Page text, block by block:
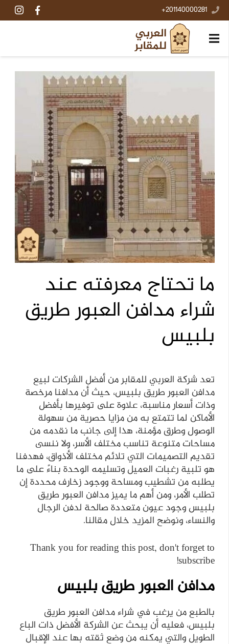
201140000281+
ما تحتاج معرفته عند
شراء مدافن العبور طريق
بلبيس
تعد شركة العربي للمقابر من أفضل الشركات لبيع
مدافن العبور طريق بلبيس، حيث أن مدافنا مرخصة
وذات أسعار مناسبة، علاوة على توفيرها بأفضل
الأماكن لما تتمتع به من مزايا حصرية من سهولة
الوصول وطرق مؤمنة، هذا إلى جانب ما نقدمه من
مساحات متنوعة تناسب مختلف الأسر، ولا ننسى
تقديم التصميمات التي تلائم مختلف الأذواق، فهدفنا
هو تلبية رغبات العميل وتسليمه الوحدة بناءً على ما
يطلبه من تشطيب ومساحة ووجود زخارف محددة إن
تطلب الأمر، ومن أهم ما يميز مدافن العبور طريق
بلبيس وجود عيون متعددة صالحة لدفن الرجال
والنساء، ونوضح المزيد خلال مقالنا.
Thank you for reading this post, don't forget to
subscribe!
مدافن العبور طريق بلبيس
بالطبع من يرغب في شراء مدافن العبور طريق
بلبيس، فعليه أن يبحث عن الشركة الأفضل ذات الباع
الطويل والتي يمكنه من وضع ثقته بها عند الإقبال